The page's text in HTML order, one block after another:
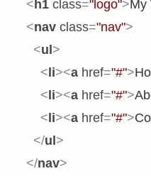
< h1 class="logo">My
<nav class="nav">
<ul >
< li><a href="#">
< li><a href="#">
< li><a href="#">
</ul >
</nav>